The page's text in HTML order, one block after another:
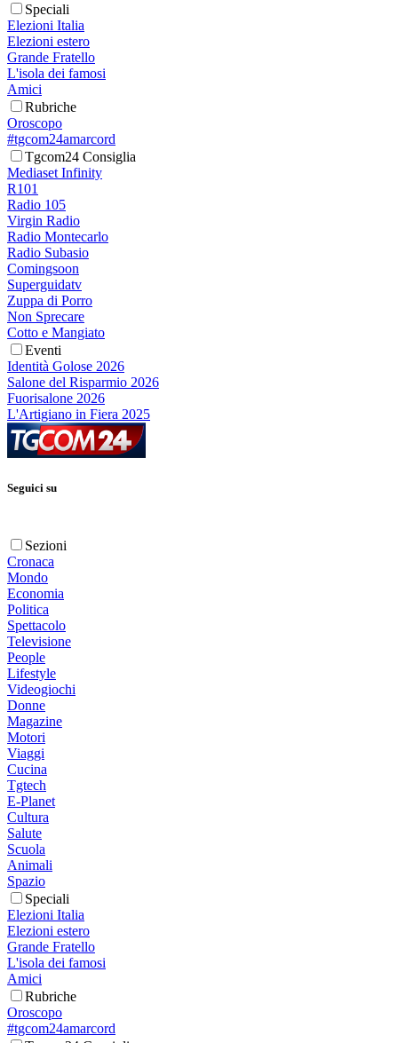
Speciali
Elezioni Italia
Elezioni estero
Grande Fratello
L'isola dei famosi
Amici
Rubriche
Oroscopo
#tgcom24amarcord
Tgcom24 Consiglia
Mediaset Infinity
R101
Radio 105
Virgin Radio
Radio Montecarlo
Radio Subasio
Comingsoon
Superguidatv
Zuppa di Porro
Non Sprecare
Cotto e Mangiato
Eventi
Identità Golose 2026
Salone del Risparmio 2026
Fuorisalone 2026
L'Artigiano in Fiera 2025
Seguici su
Sezioni
Cronaca
Mondo
Economia
Politica
Spettacolo
Televisione
People
Lifestyle
Videogiochi
Donne
Magazine
Motori
Viaggi
Cucina
Tgtech
E-Planet
Cultura
Salute
Scuola
Animali
Spazio
Speciali
Elezioni Italia
Elezioni estero
Grande Fratello
L'isola dei famosi
Amici
Rubriche
Oroscopo
#tgcom24amarcord